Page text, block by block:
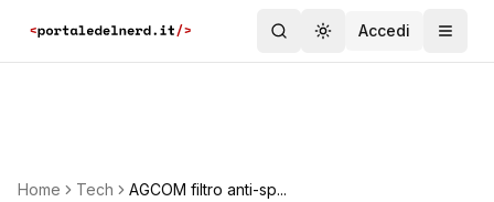
Toggle theme
Accedi
Home Tech AGCOM filtro anti-sp...